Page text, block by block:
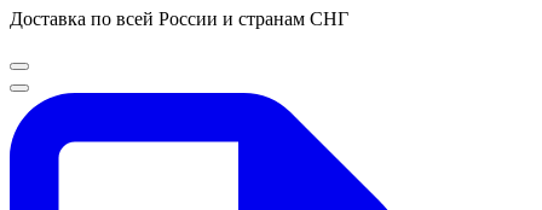
Доставка по всей России и странам СНГ